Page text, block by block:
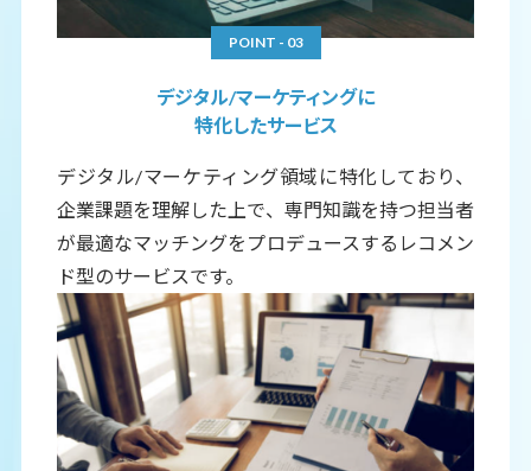
POINT - 03
デジタル/マーケティングに
特化したサービス
デジタル/マーケティング領域に特化しており、
企業課題を理解した上で、専門知識を持つ担当者
が最適なマッチングをプロデュースするレコメン
ド型のサービスです。